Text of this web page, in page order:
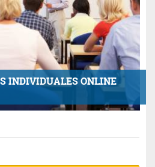
INDIVIDUALES ONLINE